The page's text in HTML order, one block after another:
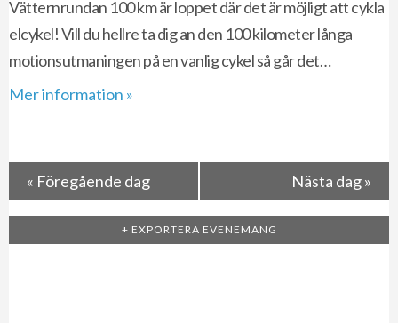
Vätternrundan 100 km är loppet där det är möjligt att cykla
elcykel! Vill du hellre ta dig an den 100 kilometer långa
motionsutmaningen på en vanlig cykel så går det…
Mer information »
« Föregående dag Nästa dag»
+ EXPORTERA EVENEMANG